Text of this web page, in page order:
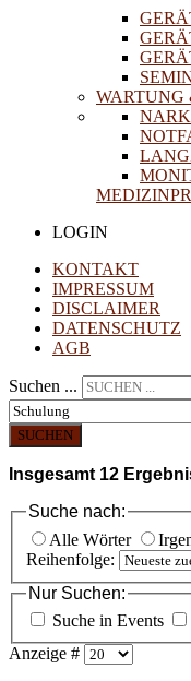
WARTUNG
LOGIN
KONTAKT
IMPRESSUM
DISCLAIMER
DATENSCHUTZ
AGB
Suchen ...
SUCHEN
Insgesamt 12
Suche nach:
Alle Wörter
Reihenfolge:
Nur Suchen:
Suche in Events
Anzeige #